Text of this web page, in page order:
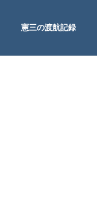
憲三の渡航記録